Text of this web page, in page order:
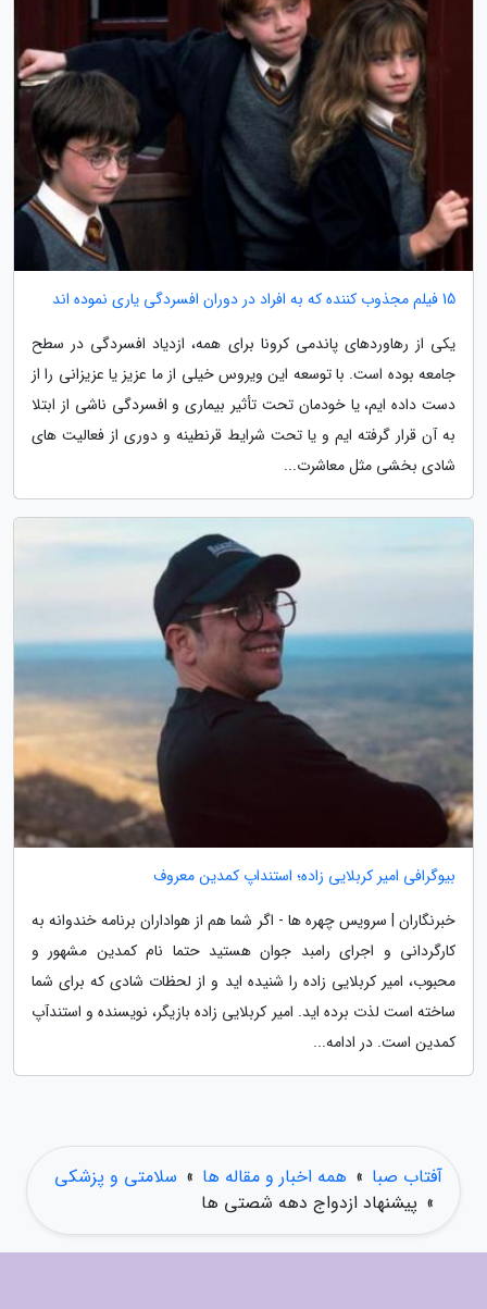
15 فیلم مجذوب کننده که به افراد در دوران افسردگی یاری نموده اند
یکی از رهاوردهای پاندمی کرونا برای همه، ازدیاد افسردگی در سطح
جامعه بوده است. با توسعه این ویروس خیلی از ما عزیز یا عزیزانی را از
دست داده ایم، یا خودمان تحت تأثیر بیماری و افسردگی ناشی از ابتلا
به آن قرار گرفته ایم و یا تحت شرایط قرنطینه و دوری از فعالیت های
شادی بخشی مثل معاشرت...
بیوگرافی امیر کربلایی زاده؛ استنداپ کمدین معروف
خبرنگاران | سرویس چهره ها - اگر شما هم از هواداران برنامه خندوانه به
کارگردانی و اجرای رامبد جوان هستید حتما نام کمدین مشهور و
محبوب، امیر کربلایی زاده را شنیده اید و از لحظات شادی که برای شما
ساخته است لذت برده اید. امیر کربلایی زاده بازیگر، نویسنده و استندآپ
کمدین است. در ادامه...
آفتاب صبا » همه اخبار و مقاله ها » سلامتی و پزشکی
» پیشنهاد ازدواج دهه شصتی ها